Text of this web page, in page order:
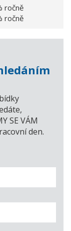
ročně
ročně
SE VÁM
den.